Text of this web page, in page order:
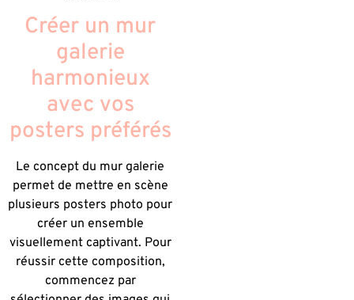
Créer un mur
galerie
harmonieux
avec vos
posters préférés
Le concept du mur galerie
permet de mettre en scène
plusieurs posters photo pour
créer un ensemble
visuellement captivant. Pour
réussir cette composition,
commencez par